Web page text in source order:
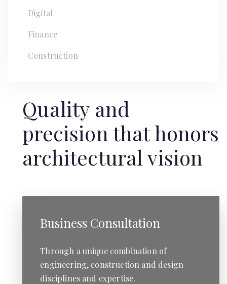
Digital
Finance
Construction
Quality and
precision that honors
architectural vision
Business Consultation
Through a unique combination of
engineering, construction and design
disciplines and expertise.